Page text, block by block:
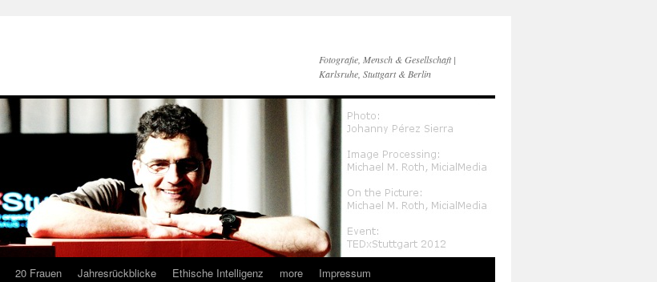
Fotografie, Mensch & Gesellschaft |
Karlsruhe, Stuttgart & Berlin
20 Frauen Jahresrückblicke Ethische Intelligenz more
Impressum